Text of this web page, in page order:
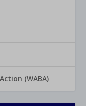
(WABA)